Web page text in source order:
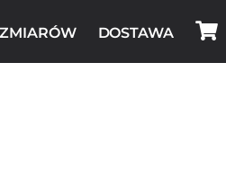
DOSTAWA